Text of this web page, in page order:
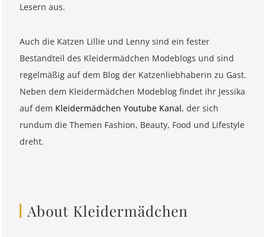
Lesern aus.
Auch die Katzen Lillie und Lenny sind ein fester
Bestandteil des Kleidermädchen Modeblogs und sind
regelmäßig auf dem Blog der Katzenliebhaberin zu Gast.
Neben dem Kleidermädchen Modeblog findet ihr Jessika
auf dem Kleidermädchen Youtube Kanal, der sich
rundum die Themen Fashion, Beauty, Food und Lifestyle
dreht.
About Kleidermädchen